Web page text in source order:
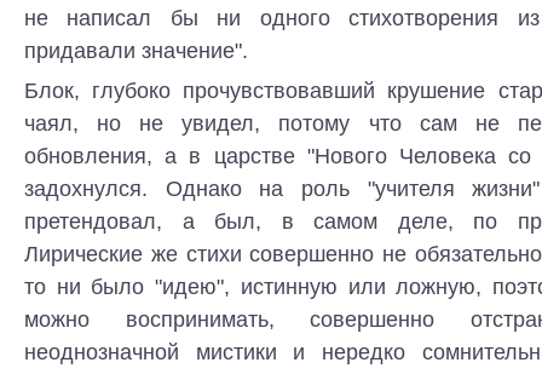
не написал бы ни одного стихотворения
придавали значение".
Блок, глубоко прочувствовавший крушение
чаял, но не увидел, потому что сам не
обновления, а в царстве "Нового Человека
задохнулся. Однако на роль "учителя
претендовал, а был, в самом деле, по
Лирические же стихи совершенно не
то ни было "идею", истинную или ложную,
можно воспринимать, совершенно
неоднозначной мистики и нередко